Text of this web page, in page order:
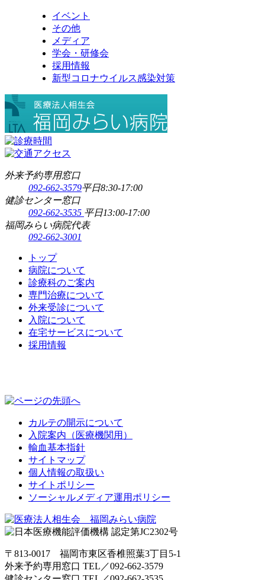
イベント
その他
メディア
学会・研修会
採用情報
新型コロナウイルス感染対策
外来予約専用窓口
092-662-3579平日8:30-17:00
健診センター窓口
092-662-3535 平日13:00-17:00
福岡みらい病院代表
092-662-3001
トップ
病院について
診療科のご案内
専門治療について
外来受診について
入院について
在宅サービスについて
採用情報
カルテの開示について
入院案内（医療機関用）
輸血基本指針
サイトマップ
個人情報の取扱い
サイトポリシー
ソーシャルメディア運用ポリシー
〒813-0017 福岡市東区香椎照葉3丁目5-1
外来予約専用窓口 TEL／092-662-3579